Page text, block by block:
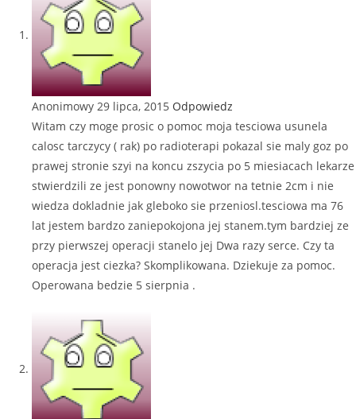
Anonimowy 29 lipca, 2015 Odpowiedz
Witam czy moge prosic o pomoc moja tesciowa usunela
calosc tarczycy ( rak) po radioterapi pokazal sie maly goz po
prawej stronie szyi na koncu zszycia po 5 miesiacach lekarze
stwierdzili ze jest ponowny nowotwor na tetnie 2cm i nie
wiedza dokladnie jak gleboko sie przeniosl.tesciowa ma 76
lat jestem bardzo zaniepokojona jej stanem.tym bardziej ze
przy pierwszej operacji stanelo jej Dwa razy serce. Czy ta
operacja jest ciezka? Skomplikowana. Dziekuje za pomoc.
Operowana bedzie 5 sierpnia .